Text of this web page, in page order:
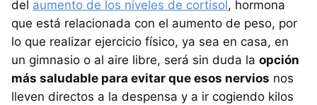
del aumento de los niveles de cortisol, hormona
que está relacionada con el aumento de peso, por
lo que realizar ejercicio físico, ya sea en casa, en
un gimnasio o al aire libre, será sin duda la opción
más saludable para evitar que esos nervios nos
lleven directos a la despensa y a ir cogiendo kilos